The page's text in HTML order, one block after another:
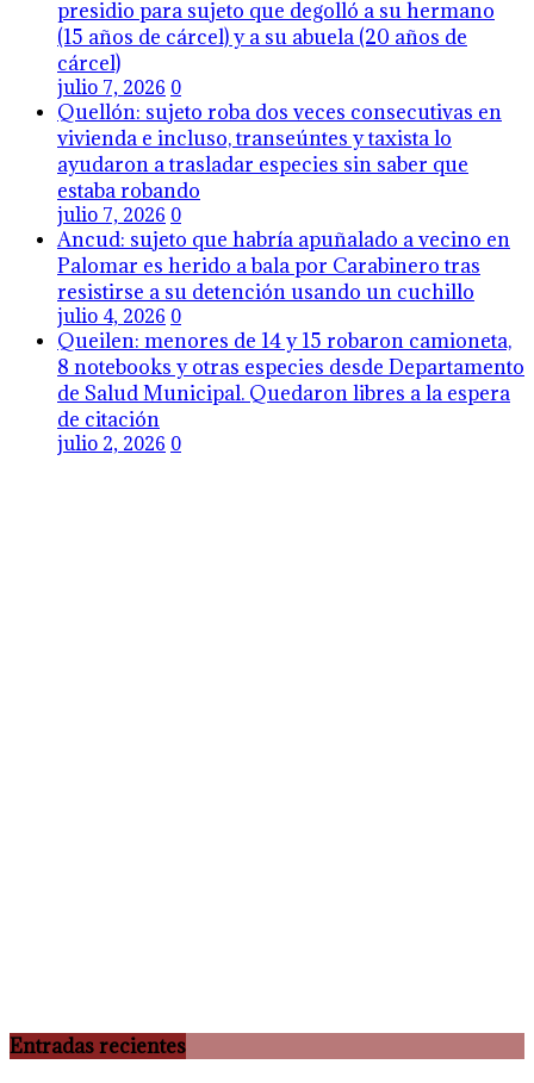
presidio para sujeto que degolló a su hermano
(15 años de cárcel) y a su abuela (20 años de
cárcel)
julio 7, 2026 0
Quellón: sujeto roba dos veces consecutivas en
vivienda e incluso, transeúntes y taxista lo
ayudaron a trasladar especies sin saber que
estaba robando
julio 7, 2026 0
Ancud: sujeto que habría apuñalado a vecino en
Palomar es herido a bala por Carabinero tras
resistirse a su detención usando un cuchillo
julio 4, 2026 0
Queilen: menores de 14 y 15 robaron camioneta,
8 notebooks y otras especies desde Departamento
de Salud Municipal. Quedaron libres a la espera
de citación
julio 2, 2026 0
Entradas recientes